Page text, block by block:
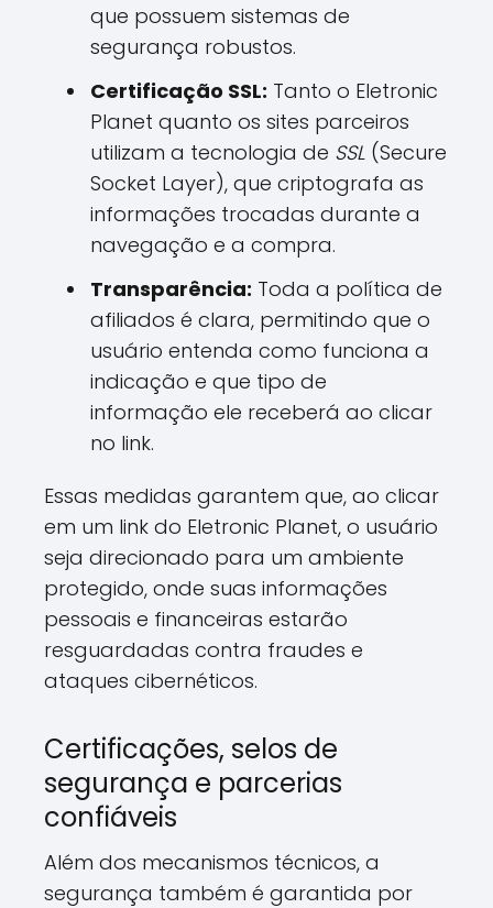
que possuem sistemas de
segurança robustos.
Certificação SSL: Tanto o Eletronic
Planet quanto os sites parceiros
utilizam a tecnologia de SSL (Secure
Socket Layer), que criptografa as
informações trocadas durante a
navegação e a compra.
Transparência: Toda a política de
afiliados é clara, permitindo que o
usuário entenda como funciona a
indicação e que tipo de
informação ele receberá ao clicar
no link.
Essas medidas garantem que, ao clicar
em um link do Eletronic Planet, o usuário
seja direcionado para um ambiente
protegido, onde suas informações
pessoais e financeiras estarão
resguardadas contra fraudes e
ataques cibernéticos.
Certificações, selos de
segurança e parcerias
confiáveis
Além dos mecanismos técnicos, a
segurança também é garantida por